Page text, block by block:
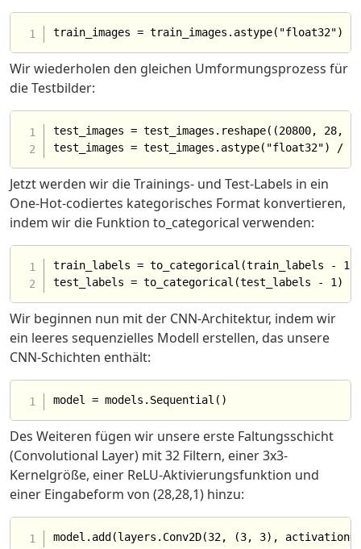
Wir wiederholen den gleichen Umformungsprozess für
die Testbilder:
test_images = test_images.reshape((20800, 28,
Jetzt werden wir die Trainings- und Test-Labels in ein
One-Hot-codiertes kategorisches Format konvertieren,
indem wir die Funktion to_categorical verwenden:
train_labels = to_categorical(train_labels - 1)
Wir beginnen nun mit der CNN-Architektur, indem wir
ein leeres sequenzielles Modell erstellen, das unsere
CNN-Schichten enthält:
Des Weiteren fügen wir unsere erste Faltungsschicht
(Convolutional Layer) mit 32 Filtern, einer 3x3-
Kernelgröße, einer ReLU-Aktivierungsfunktion und
einer Eingabeform von (28,28,1) hinzu: